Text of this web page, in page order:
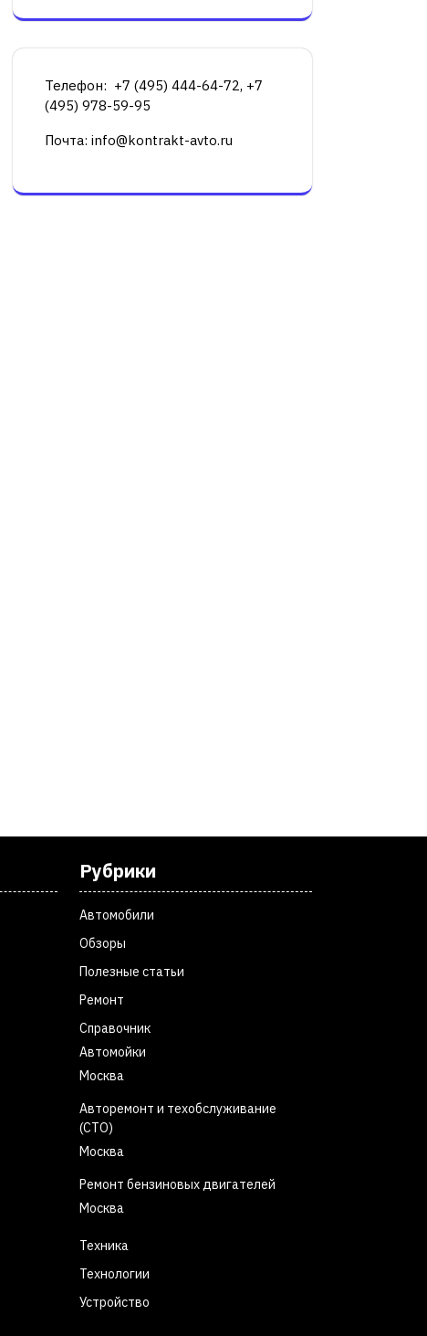
Телефон: +7 (495) 444-64-72, +7
(495) 978-59-95
Почта: info@kontrakt-avto.ru
Рубрики
Автомобили
Обзоры
Полезные статьи
Ремонт
Справочник
Автомойки
Москва
Авторемонт и техобслуживание
(СТО)
Москва
Ремонт бензиновых двигателей
Москва
Техника
Технологии
Устройство